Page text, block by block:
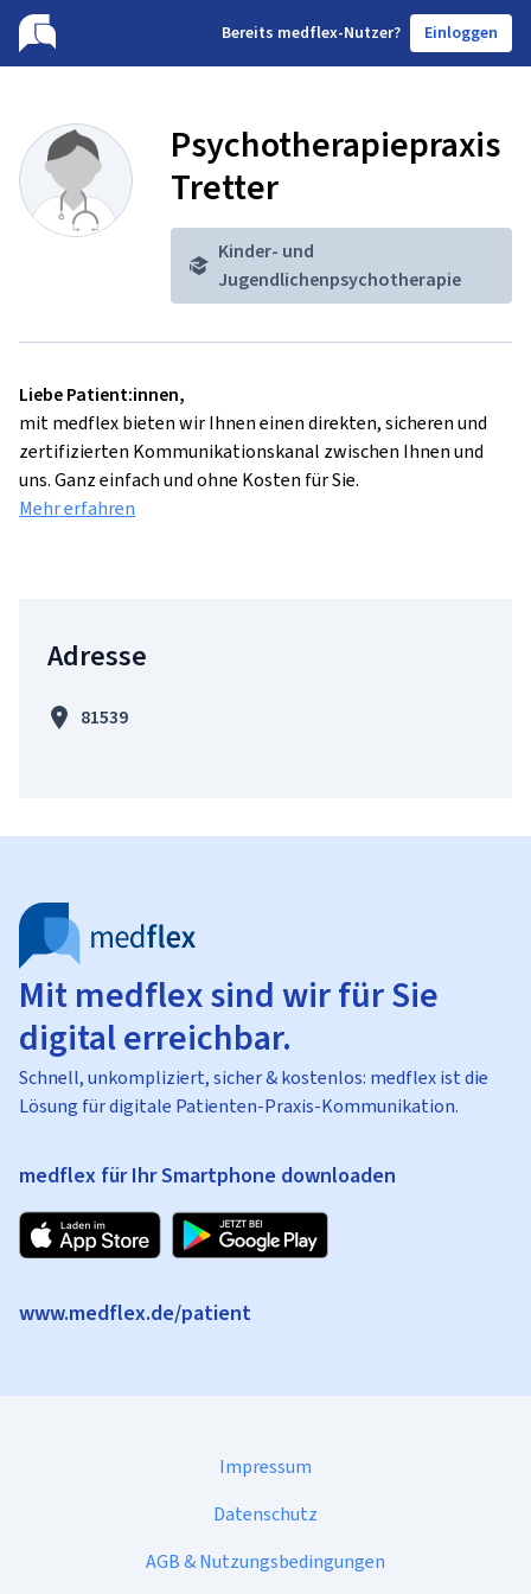
Bereits medflex-Nutzer? Einloggen
Psychotherapiepraxis
Tretter
Kinder- und
Jugendlichenpsychotherapie
Liebe Patient:innen,
mit medflex bieten wir Ihnen einen direkten, sicheren und
zertifizierten Kommunikationskanal zwischen Ihnen und
uns. Ganz einfach und ohne Kosten für Sie.
Mehr erfahren
Adresse
81539
Mit medflex sind wir für Sie
digital erreichbar.
Schnell, unkompliziert, sicher & kostenlos: medflex ist die
Lösung für digitale Patienten-Praxis-Kommunikation.
medflex für Ihr Smartphone downloaden
www.medflex.de/patient
Impressum
Datenschutz
AGB & Nutzungsbedingungen